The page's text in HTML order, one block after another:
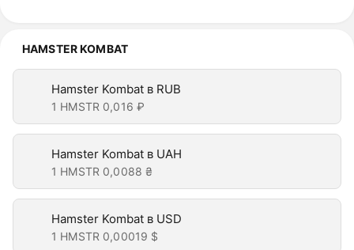
HAMSTER KOMBAT
Hamster Kombat в RUB
1 HMSTR 0,016 ₽
Hamster Kombat в UAH
1 HMSTR 0,0088 ₴
Hamster Kombat в USD
1 HMSTR 0,00019 $